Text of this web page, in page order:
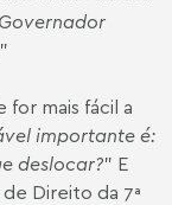
for mais fácil a
importante é:
deslocar?” E
Direito da 7ª